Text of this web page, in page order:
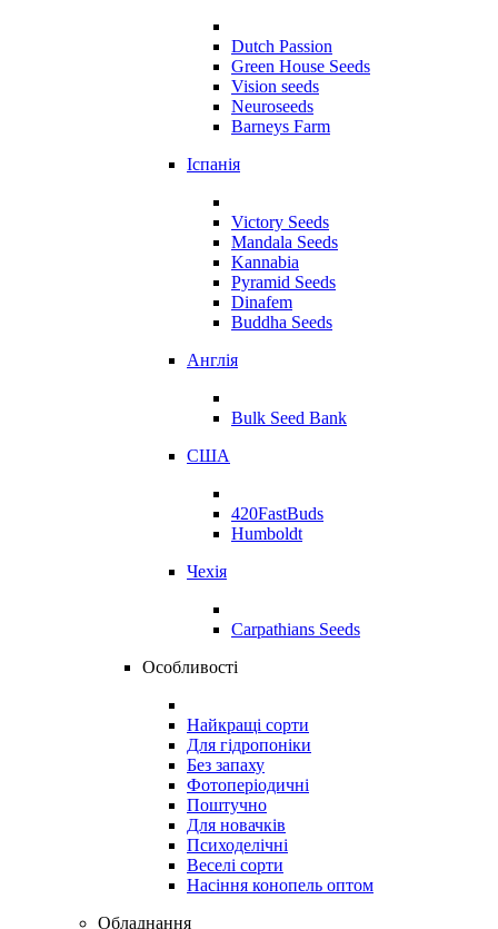
Dutch Passion
Green House Seeds
Vision seeds
Neuroseeds
Barneys Farm
Іспанія
Victory Seeds
Mandala Seeds
Kannabia
Pyramid Seeds
Dinafem
Buddha Seeds
Англія
Bulk Seed Bank
США
420FastBuds
Humboldt
Чехія
Carpathians Seeds
Особливості
Найкращі сорти
Для гідропоніки
Без запаху
Фотоперіодичні
Поштучно
Для новачків
Психоделічні
Веселі сорти
Насіння конопель оптом
Обладнання